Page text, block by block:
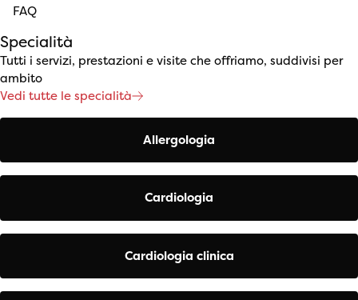
FAQ
Specialità
Tutti i servizi, prestazioni e visite che offriamo, suddivisi per
ambito
Vedi tutte le specialità
Allergologia
Cardiologia
Cardiologia clinica